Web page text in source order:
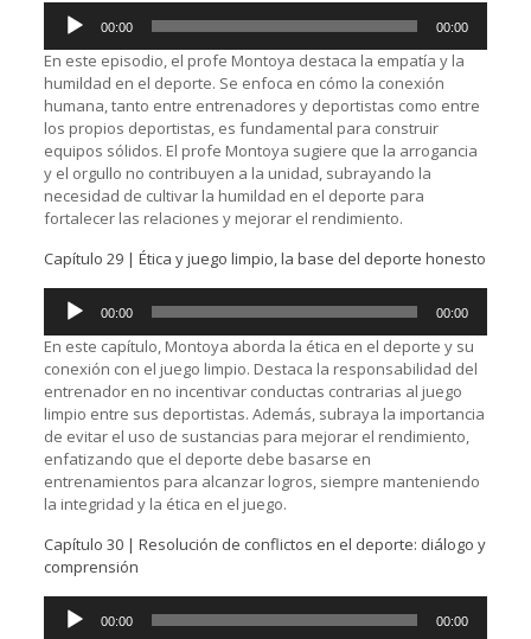
Reproductor
audio
00:00 00:00
En este episodio, el profe Montoya destaca la empatía y la
humildad en el deporte. Se enfoca en cómo la conexión
humana, tanto entre entrenadores y deportistas como entre
los propios deportistas, es fundamental para construir
equipos sólidos. El profe Montoya sugiere que la arrogancia
y el orgullo no contribuyen a la unidad, subrayando la
necesidad de cultivar la humildad en el deporte para
fortalecer las relaciones y mejorar el rendimiento.
Capítulo 29 | Ética y juego limpio, la base del deporte honesto
Reproductor
audio
00:00 00:00
En este capítulo, Montoya aborda la ética en el deporte y su
conexión con el juego limpio. Destaca la responsabilidad del
entrenador en no incentivar conductas contrarias al juego
limpio entre sus deportistas. Además, subraya la importancia
de evitar el uso de sustancias para mejorar el rendimiento,
enfatizando que el deporte debe basarse en
entrenamientos para alcanzar logros, siempre manteniendo
la integridad y la ética en el juego.
Capítulo 30 | Resolución de conflictos en el deporte: diálogo y
comprensión
Reproductor
00:00 00:00